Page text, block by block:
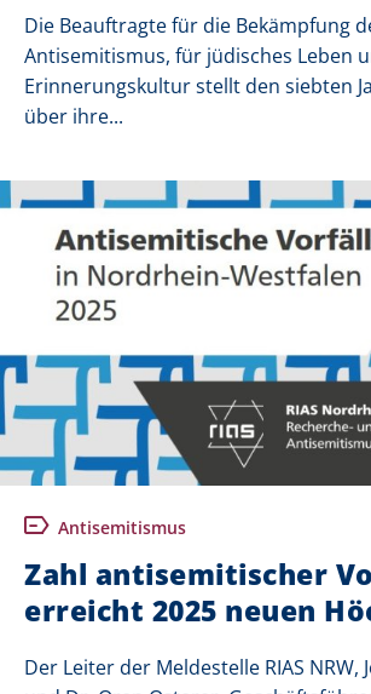
Die Beauftragte für die Bekämpfung
Antisemitismus, für jüdisches Leben
Erinnerungskultur stellt den siebten
über ihre...
Antisemitismus
Zahl antisemitischer
erreicht 2025 neuen
Der Leiter der Meldestelle RIAS NRW,